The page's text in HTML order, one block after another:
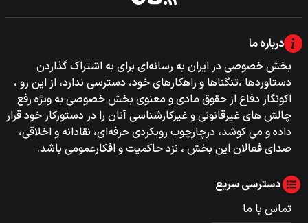
درباره ما
بخش خصوصی‌‌ در ایران به رسانه‌ای برای به اشتراک گذاردن
دستاوردها ،تنگناها و راهکارهای خود، دسترسی ندارد، از این رو ،
اکونگار دفاع از حقوق مادی و معنوی بخش خصوصی به ویژه رفع
چالش های غیرقانونی و غیرکارشناسی آنان را در دستورکار خود قرار
داده و می کوشد، درچارچوب رویکردی حرفه‌ای، نقادانه و اخلاقی،
صدای فعالان این بخش ، نزد حاکمیت و افکارعمومی باشد.
دسترسی سریع
تماس با ما